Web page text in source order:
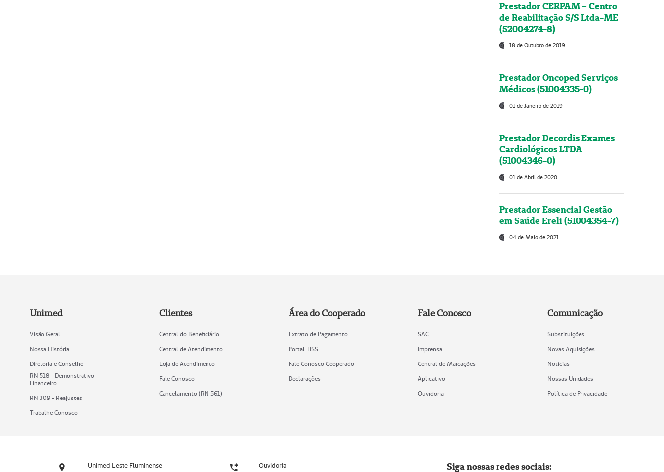
Prestador CERPAM – Centro
de Reabilitação S/S Ltda-ME
(52004274-8)
18 de Outubro de 2019
Prestador Oncoped Serviços
Médicos (51004335-0)
01 de Janeiro de 2019
Prestador Decordis Exames
Cardiológicos LTDA
(51004346-0)
01 de Abril de 2020
Prestador Essencial Gestão
em Saúde Ereli (51004354-7)
04 de Maio de 2021
Unimed
Visão Geral
Nossa História
Diretoria e Conselho
RN 518 - Demonstrativo
Financeiro
RN 309 - Reajustes
Trabalhe Conosco
Clientes
Central do Beneficiário
Central de Atendimento
Loja de Atendimento
Fale Conosco
Cancelamento (RN 561)
Área do Cooperado
Extrato de Pagamento
Portal TISS
Fale Conosco Cooperado
Declarações
Fale Conosco
SAC
Imprensa
Central de Marcações
Aplicativo
Ouvidoria
Comunicação
Substituições
Novas Aquisições
Notícias
Nossas Unidades
Política de Privacidade
Unimed Leste Fluminense Ouvidoria Siga nossas redes sociais: